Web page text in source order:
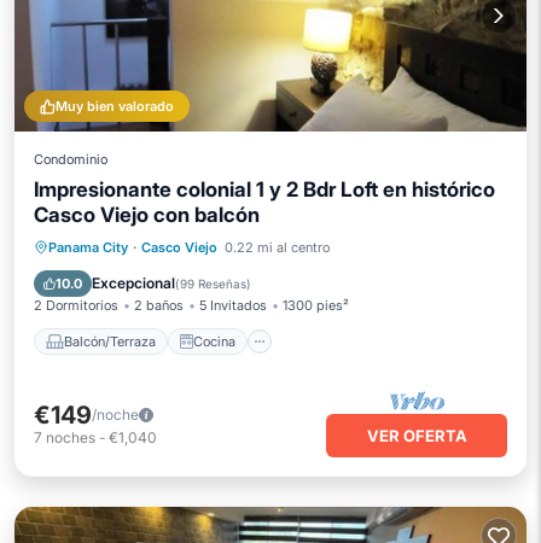
Muy bien valorado
Condominio
Impresionante colonial 1 y 2 Bdr Loft en histórico
Casco Viejo con balcón
Panama City · Casco Viejo 0.22 mi al centro
10.0 Excepcional(99 Reseñas)
2 Dormitorios 2 baños 5 Invitados 1300 pies²
Balcón/Terraza Cocina
Balcón/Terraza
Cocina
Aire acondicionado
€149/noche
7 noches - €1,040 VER OFERTA